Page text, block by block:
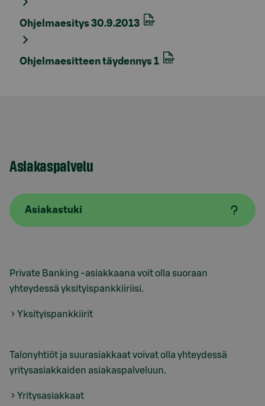
Ohjelmaesitys 30.9.2013
Ohjelmaesitteen täydennys 1
Asiakaspalvelu
Asiakastuki
Private Banking -asiakkaana voit olla suoraan
yhteydessä yksityispankkiiriisi.
Yksityispankkiirit
Talonyhtiöt ja suurasiakkaat voivat olla yhteydessä
yritysasiakkaiden asiakaspalveluun.
Yritysasiakkaat